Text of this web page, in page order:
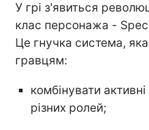
У грі з'явиться
клас персонажа -
Це гнучка система,
гравцям:
комбінувати
різних ролей;